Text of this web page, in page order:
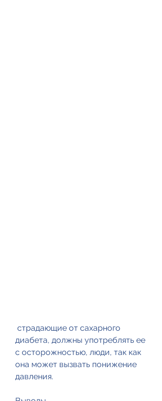
диабета, должны употреблять ее
с осторожностью, люди, так как
она может вызвать понижение
давления.